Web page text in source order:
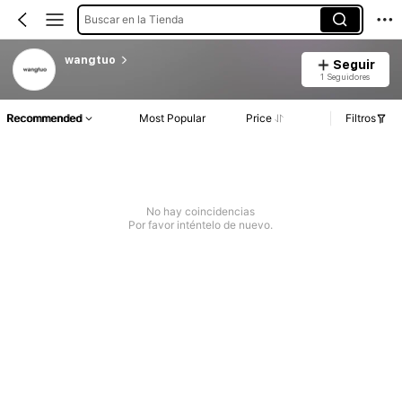
Buscar en la Tienda
wangtuo Seguir
1 Seguidores
Recommended Most Popular Price Filtros
No hay coincidencias
Por favor inténtelo de nuevo.